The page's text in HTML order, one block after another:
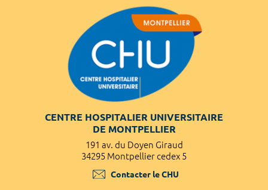
CENTRE HOSPITALIER UNIVERSITAIRE
DE MONTPELLIER
191 av. du Doyen Giraud
34295 Montpellier cedex 5
Contacter le CHU